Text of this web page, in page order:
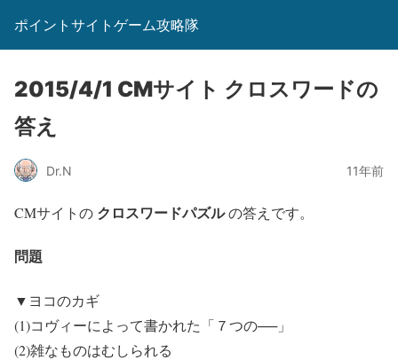
ポイントサイトゲーム攻略隊
2015/4/1 CMサイト クロスワードの
答え
Dr.N 11年前
CMサイトの クロスワードパズルの答えです。
問題
▼ヨコのカギ
(1)コヴィーによって書かれた「７つの──」
(2)雑なものはむしられる